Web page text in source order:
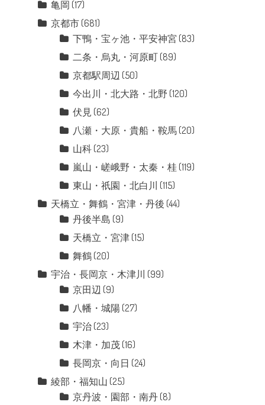
亀岡 (17)
京都市(681)
下鴨・宝ヶ池・平安神宮 (83)
二条・烏丸・河原町(89)
京都駅周辺 (50)
今出川・北大路・北野 (120)
伏見 (62)
八瀬・大原・貴船・鞍馬(20)
山科(23)
嵐山・嵯峨野・太秦・桂 (119)
東山・祇園・北白川 (115)
天橋立・舞鶴・宮津・丹後 (44)
丹後半島 (9)
天橋立・宮津(15)
舞鶴(20)
宇治・長岡京・木津川 (99)
京田辺 (9)
八幡・城陽 (27)
宇治(23)
木津・加茂(16)
長岡京・向日 (24)
綾部・福知山 (25)
京丹波・園部・南丹(8)